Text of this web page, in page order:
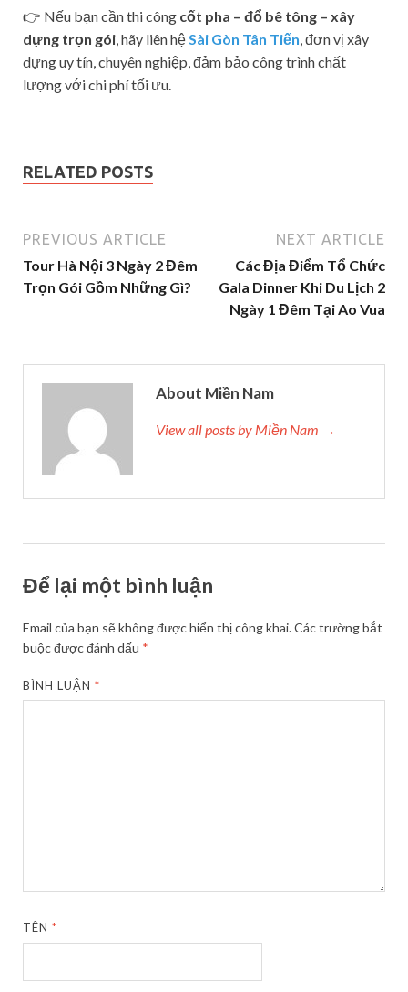
👉 Nếu bạn cần thi công cốt pha – đổ bê tông – xây
dựng trọn gói, hãy liên hệSài Gòn Tân Tiến, đơn vị xây
dựng uy tín, chuyên nghiệp, đảm bảo công trình chất
lượng với chi phí tối ưu.
RELATED POSTS
PREVIOUS ARTICLE
Tour Hà Nội 3 Ngày 2 Đêm
Trọn Gói Gồm Những Gì?
NEXT ARTICLE
Các Địa Điểm Tổ Chức
Gala Dinner Khi Du Lịch 2
Ngày 1 Đêm Tại Ao Vua
About Miền Nam
View all posts by Miền Nam →
Để lại một bình luận
Email của bạn sẽ không được hiển thị công khai.Các trường bắt
buộc được đánh dấu *
BÌNH LUẬN*
TÊN*